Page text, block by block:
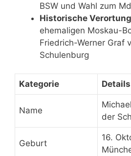
BSW und Wahl zum
Historische
ehemaligen Moskau-
Friedrich-Werner Graf
Schulenburg
Kategorie Details
Name
der
Geburt
16.